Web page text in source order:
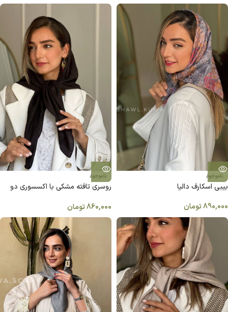
ناموجود
بيبي اسكارف داليا
890,000تومان
ناموجود
روسری تافته مشکی با اکسسوری دو
860,000تومان